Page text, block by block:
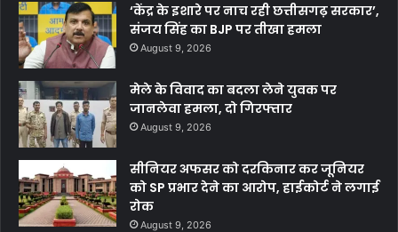
‘केंद्र के इशारे पर नाच रही छत्तीसगढ़ सरकार’,
संजय सिंह का BJP पर तीखा हमला
August 9, 2026
मेले के विवाद का बदला लेने युवक पर
जानलेवा हमला, दो गिरफ्तार
August 9, 2026
सीनियर अफसर को दरकिनार कर जूनियर
को SP प्रभार देने का आरोप, हाईकोर्ट ने लगाई
रोक
August 9, 2026